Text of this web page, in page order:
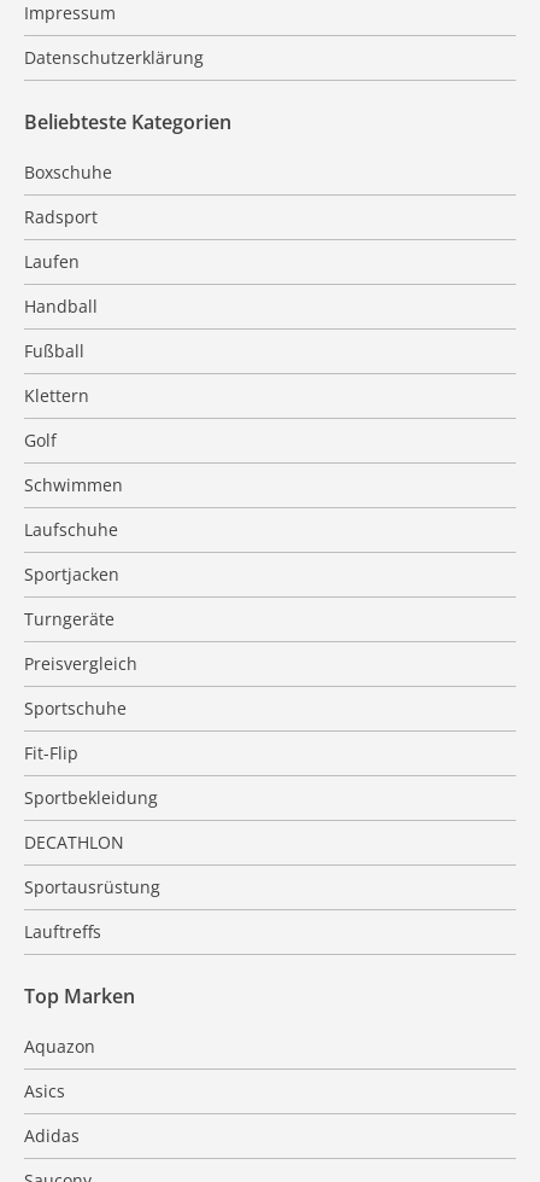
Impressum
Datenschutzerklärung
Beliebteste Kategorien
Boxschuhe
Radsport
Laufen
Handball
Fußball
Klettern
Golf
Schwimmen
Laufschuhe
Sportjacken
Turngeräte
Preisvergleich
Sportschuhe
Fit-Flip
Sportbekleidung
DECATHLON
Sportausrüstung
Lauftreffs
Top Marken
Aquazon
Asics
Adidas